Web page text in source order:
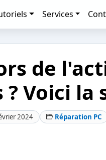
Services
de
? Voici la
2024 Réparation PC